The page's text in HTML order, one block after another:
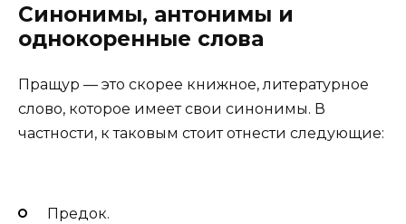
Синонимы, антонимы и
однокоренные слова
Пращур — это скорее книжное, литературное
слово, которое имеет свои синонимы. В
частности, к таковым стоит отнести следующие:
Предок.